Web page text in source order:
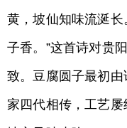
黄，坡仙知味流涎
子香。”这首诗对贵
致。豆腐圆子最初
家四代相传，工艺